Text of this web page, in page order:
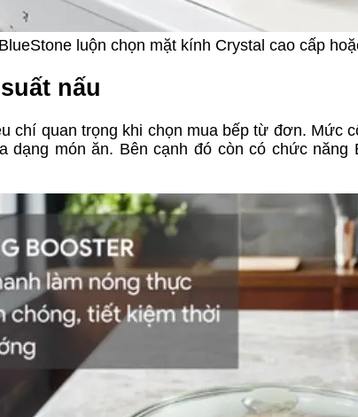
luộn chọn mặt kính Crystal cao cấp
nấu
chí quan trọng khi chọn mua bếp từ đơn. Mức
dạng món ăn. Bên cạnh đó còn có chức năng